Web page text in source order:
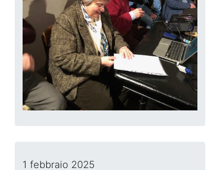
1 febbraio 2025